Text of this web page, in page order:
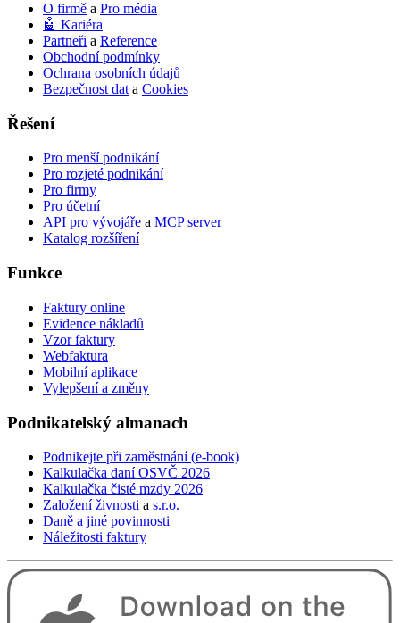
O firmě a Pro média
🤖 Kariéra
Partneři a Reference
Obchodní podmínky
Ochrana osobních údajů
Bezpečnost dat a Cookies
Řešení
Pro menší podnikání
Pro rozjeté podnikání
Pro firmy
Pro účetní
API pro vývojáře a MCP server
Katalog rozšíření
Funkce
Faktury online
Evidence nákladů
Vzor faktury
Webfaktura
Mobilní aplikace
Vylepšení a změny
Podnikatelský almanach
Podnikejte při zaměstnání (e-book)
Kalkulačka daní OSVČ 2026
Kalkulačka čisté mzdy 2026
Založení živnosti a s.r.o.
Daně a jiné povinnosti
Náležitosti faktury